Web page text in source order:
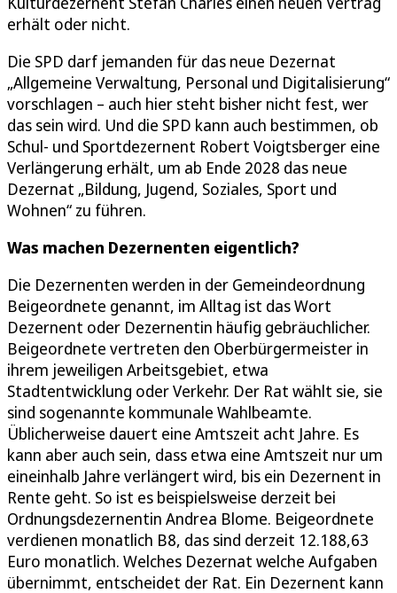
erhält oder nicht.
Die SPD darf jemanden für das neue Dezernat
„Allgemeine Verwaltung, Personal und Digitalisierung“
vorschlagen – auch hier steht bisher nicht fest, wer
das sein wird. Und die SPD kann auch bestimmen, ob
Schul- und Sportdezernent Robert Voigtsberger eine
Verlängerung erhält, um ab Ende 2028 das neue
Dezernat „Bildung, Jugend, Soziales, Sport und
Wohnen“ zu führen.
Was machen Dezernenten eigentlich?
Die Dezernenten werden in der Gemeindeordnung
Beigeordnete genannt, im Alltag ist das Wort
Dezernent oder Dezernentin häufig gebräuchlicher.
Beigeordnete vertreten den Oberbürgermeister in
ihrem jeweiligen Arbeitsgebiet, etwa
Stadtentwicklung oder Verkehr. Der Rat wählt sie, sie
sind sogenannte kommunale Wahlbeamte.
Üblicherweise dauert eine Amtszeit acht Jahre. Es
kann aber auch sein, dass etwa eine Amtszeit nur um
eineinhalb Jahre verlängert wird, bis ein Dezernent in
Rente geht. So ist es beispielsweise derzeit bei
Ordnungsdezernentin Andrea Blome. Beigeordnete
verdienen monatlich B8, das sind derzeit 12.188,63
Euro monatlich. Welches Dezernat welche Aufgaben
übernimmt, entscheidet der Rat. Ein Dezernent kann